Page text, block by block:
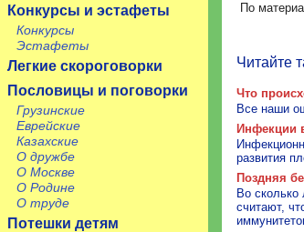
Конкурсы и эстафеты
Конкурсы
Эстафеты
Легкие скороговорки
Пословицы и поговорки
Грузинские
Еврейские
Казахские
О дружбе
О Москве
О Родине
О труде
Потешки детям
По
Читайте
Что
Все наши
Инфекции
развития
Поздняя
Во
считают,